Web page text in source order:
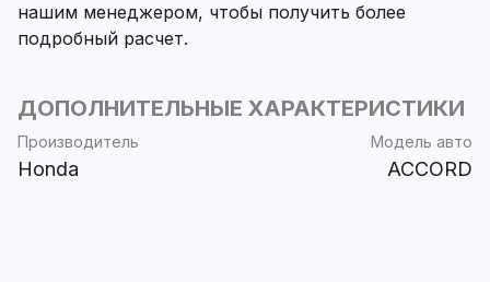
нашим менеджером, чтобы получить более
подробный расчет.
ДОПОЛНИТЕЛЬНЫЕ ХАРАКТЕРИСТИКИ
Производитель
Honda
Модель авто
ACCORD